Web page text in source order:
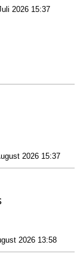
2026 15:37
2026 15:37
2026 13:58